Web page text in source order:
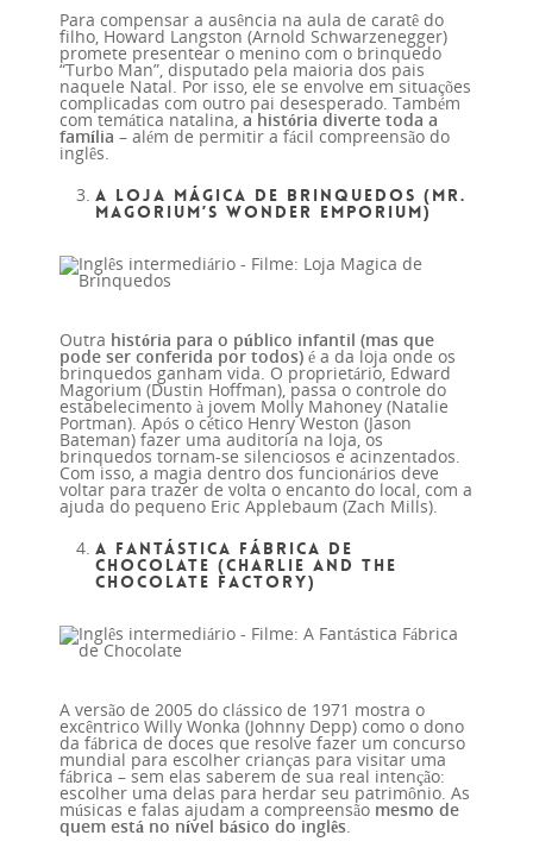
Para compensar a ausência na aula de caratê do
filho, Howard Langston (Arnold Schwarzenegger)
promete presentear o menino com o brinquedo
“Turbo Man”, disputado pela maioria dos pais
naquele Natal. Por isso, ele se envolve em situações
complicadas com outro pai desesperado. Também
com temática natalina, a história diverte toda a
família – além de permitir a fácil compreensão do
inglês.
A Loja Mágica de Brinquedos (Mr.
Magorium’s Wonder Emporium)
Outra história para o público infantil (mas que
pode ser conferida por todos) é a da loja onde os
brinquedos ganham vida. O proprietário, Edward
Magorium (Dustin Hoffman), passa o controle do
estabelecimento à jovem Molly Mahoney (Natalie
Portman). Após o cético Henry Weston (Jason
Bateman) fazer uma auditoria na loja, os
brinquedos tornam-se silenciosos e acinzentados.
Com isso, a magia dentro dos funcionários deve
voltar para trazer de volta o encanto do local, com a
ajuda do pequeno Eric Applebaum (Zach Mills).
A Fantástica Fábrica de
Chocolate (Charlie and the
Chocolate Factory)
A versão de 2005 do clássico de 1971 mostra o
excêntrico Willy Wonka (Johnny Depp) como o dono
da fábrica de doces que resolve fazer um concurso
mundial para escolher crianças para visitar uma
fábrica – sem elas saberem de sua real intenção:
escolher uma delas para herdar seu patrimônio. As
músicas e falas ajudam a compreensão mesmo de
quem está no nível básico do inglês.